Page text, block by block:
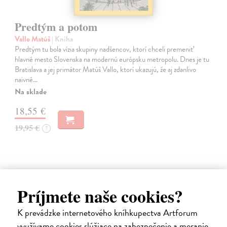
Príjmete naše cookies?
K prevádzke internetového kníhkupectva Artforum
Predtým a potom
Vallo Matúš| Kniha
Predtým tu bola vízia skupiny nadšencov, ktorí chceli premeniť
hlavné mesto Slovenska na modernú európsku metropolu. Dnes je tu
Bratislava a jej primátor Matúš Vallo, ktorí ukazujú, že aj zdanlivo
naivné…
Na sklade
18,55 €
19,95 € ?
na sklade